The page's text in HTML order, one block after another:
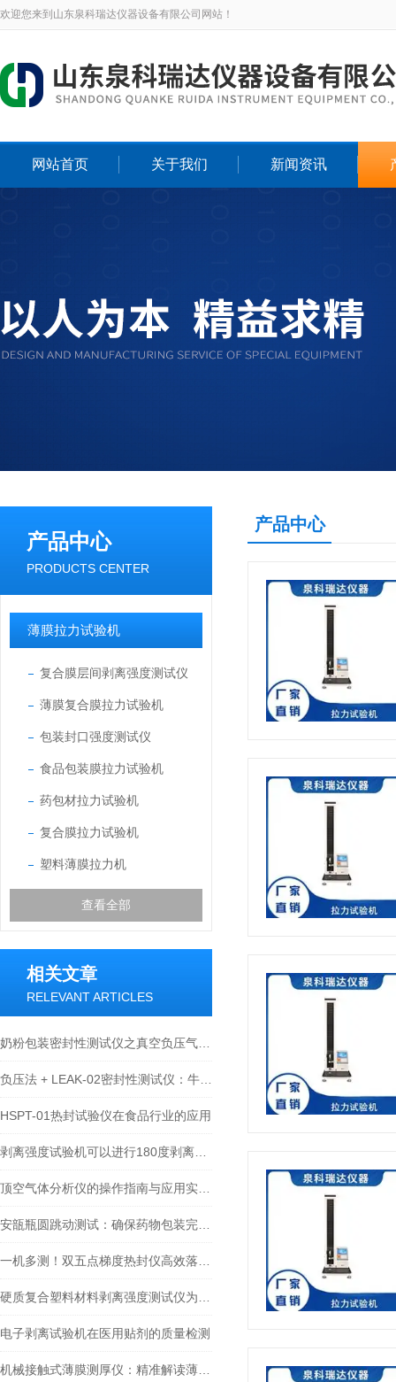
欢迎您来到山东泉科瑞达仪器设备有限公司网站！
网站首页 关于我们 新闻资讯
产品中心
PRODUCTS CENTER
薄膜拉力试验机
复合膜层间剥离强度测试仪
薄膜复合膜拉力试验机
包装封口强度测试仪
食品包装膜拉力试验机
药包材拉力试验机
复合膜拉力试验机
塑料薄膜拉力机
查看全部
相关文章
RELEVANT ARTICLES
HSPT-01热封试验仪在食品行业的应用
电子剥离试验机在医用贴剂的质量检测
产品中心